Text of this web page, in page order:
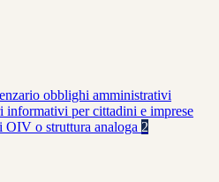
obblighi amministrativi
informativi per cittadini e imprese
OIV o struttura analoga 2